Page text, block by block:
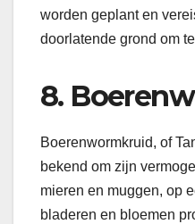
worden geplant en
doorlatende grond om
8.
Boerenwormkruid, of
bekend om zijn
mieren en muggen, op
bladeren en bloemen